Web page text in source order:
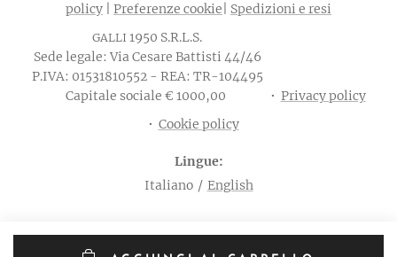
policy
Preferenze cookie Spedizioni e resi
GALLI 1950 S.R.L.S.
Sede legale: Via Cesare Battisti 44/46
P.IVA: 01531810552 - REA: TR-104495
Capitale sociale € 1000,00
Privacy policy
Cookie policy
Lingue
Italiano
English